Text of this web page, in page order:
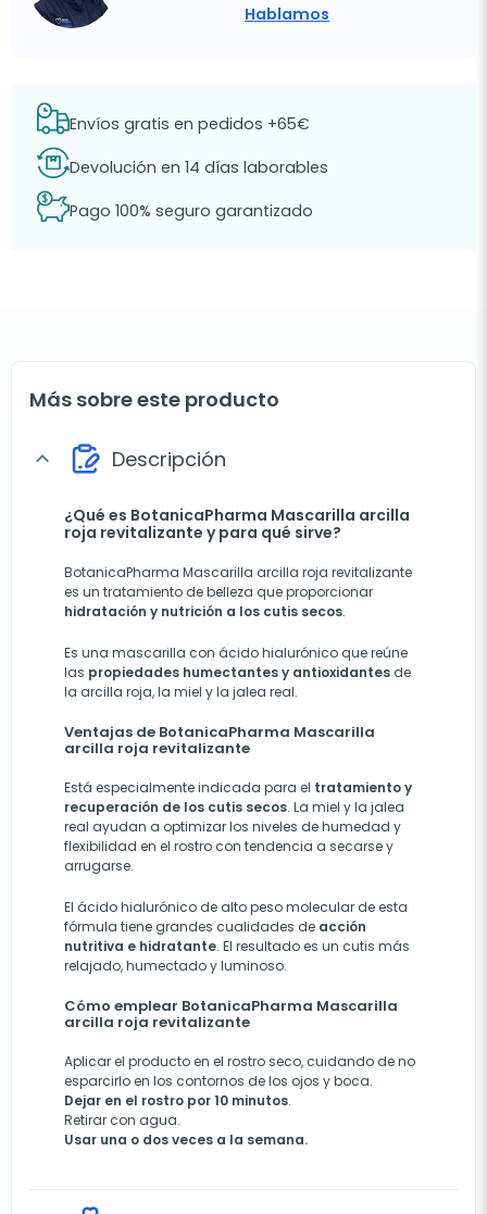
Hablamos
Envíos gratis en pedidos +65€
Devolución en 14 días laborables
Pago 100% seguro garantizado
Más sobre este producto
expand_more Descripción
¿Qué es BotanicaPharma Mascarilla arcilla
roja revitalizante y para qué sirve?
BotanicaPharma Mascarilla arcilla roja revitalizante
es un tratamiento de belleza que proporcionar
hidratación y nutrición a los cutis secos.
Es una mascarilla con ácido hialurónico que reúne
las propiedades humectantes y antioxidantes de
la arcilla roja, la miel y la jalea real.
Ventajas de BotanicaPharma Mascarilla
arcilla roja revitalizante
Está especialmente indicada para el tratamiento y
recuperación de los cutis secos. La miel y la jalea
real ayudan a optimizar los niveles de humedad y
flexibilidad en el rostro con tendencia a secarse y
arrugarse.
El ácido hialurónico de alto peso molecular de esta
fórmula tiene grandes cualidades de acción
nutritiva e hidratante. El resultado es un cutis más
relajado, humectado y luminoso.
Cómo emplear BotanicaPharma Mascarilla
arcilla roja revitalizante
Aplicar el producto en el rostro seco, cuidando de no
esparcirlo en los contornos de los ojos y boca.
Dejar en el rostro por 10 minutos.
Retirar con agua.
Usar una o dos veces a la semana.